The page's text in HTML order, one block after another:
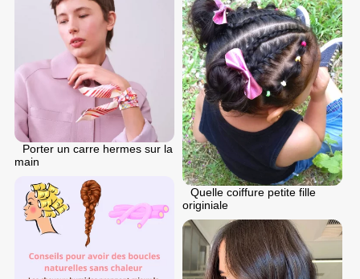
Porter un carre hermes sur la
main
Quelle coiffure petite fille
originiale